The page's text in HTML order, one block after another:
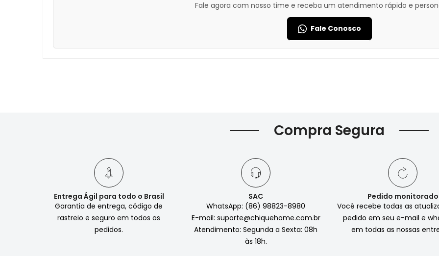
Fale agora com nosso time e receba um atendimento rápido e
Fale Conosco
Compra Segura
Entrega Ágil para todo o Brasil
Garantia de entrega, código de
rastreio e seguro em todos os
pedidos.
SAC
WhatsApp: (86) 98823-8980
E-mail: suporte@chiquehome.com.br
Atendimento: Segunda a Sexta: 08h
às 18h.
Pedido monitorado
Você recebe todas as
pedido em seu e-mail e
em todas as nossas